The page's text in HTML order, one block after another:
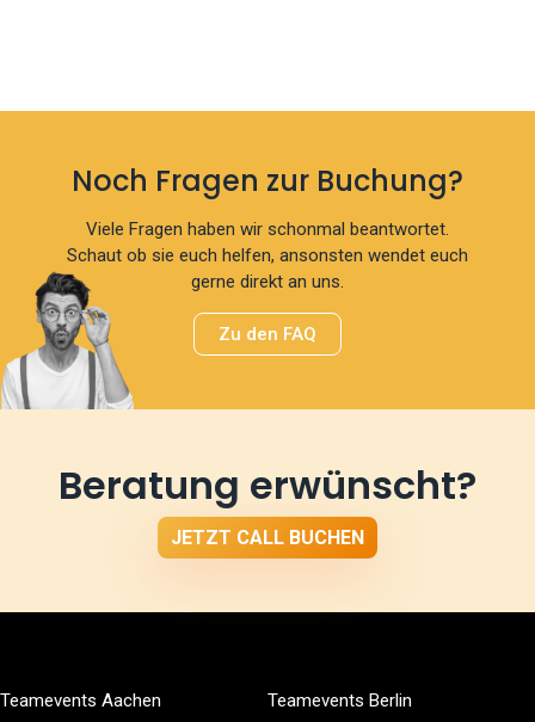
Noch Fragen zur Buchung?
Viele Fragen haben wir schonmal beantwortet.
Schaut ob sie euch helfen, ansonsten wendet euch
gerne direkt an uns.
Zu den FAQ
Beratung erwünscht?
JETZT CALL BUCHEN
Teamevents Aachen
Teamevents Berlin